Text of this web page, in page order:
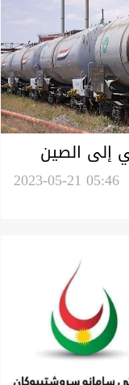
إلى الصين
2023-05-21 05:46